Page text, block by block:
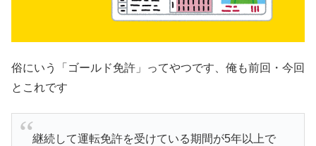
俗にいう「ゴールド免許」ってやつです、俺も前回・今回
とこれです
継続して運転免許を受けている期間が5年以上で